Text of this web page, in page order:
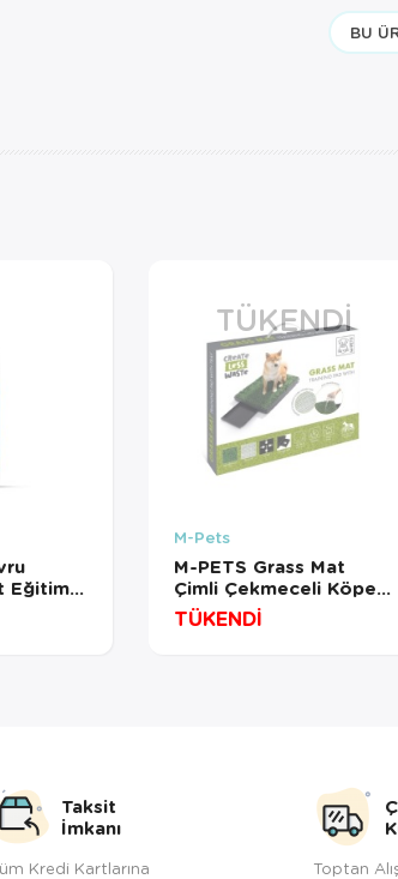
BU
Eğitim
TÜKENDI
M-Pets
M-PETS Grass Mat
Çimli Çekmeceli Köpek
Tuvaleti 58x46cm
TÜKENDİ
Taksit
İmkanı
Kredi Kartlarına Toptan